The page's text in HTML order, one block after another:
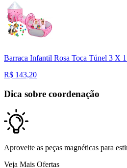
Barraca Infantil Rosa Toca Túnel 3 X
R$ 143,20
Dica sobre coordenação
Aproveite as peças magnéticas para
Veja Mais Ofertas